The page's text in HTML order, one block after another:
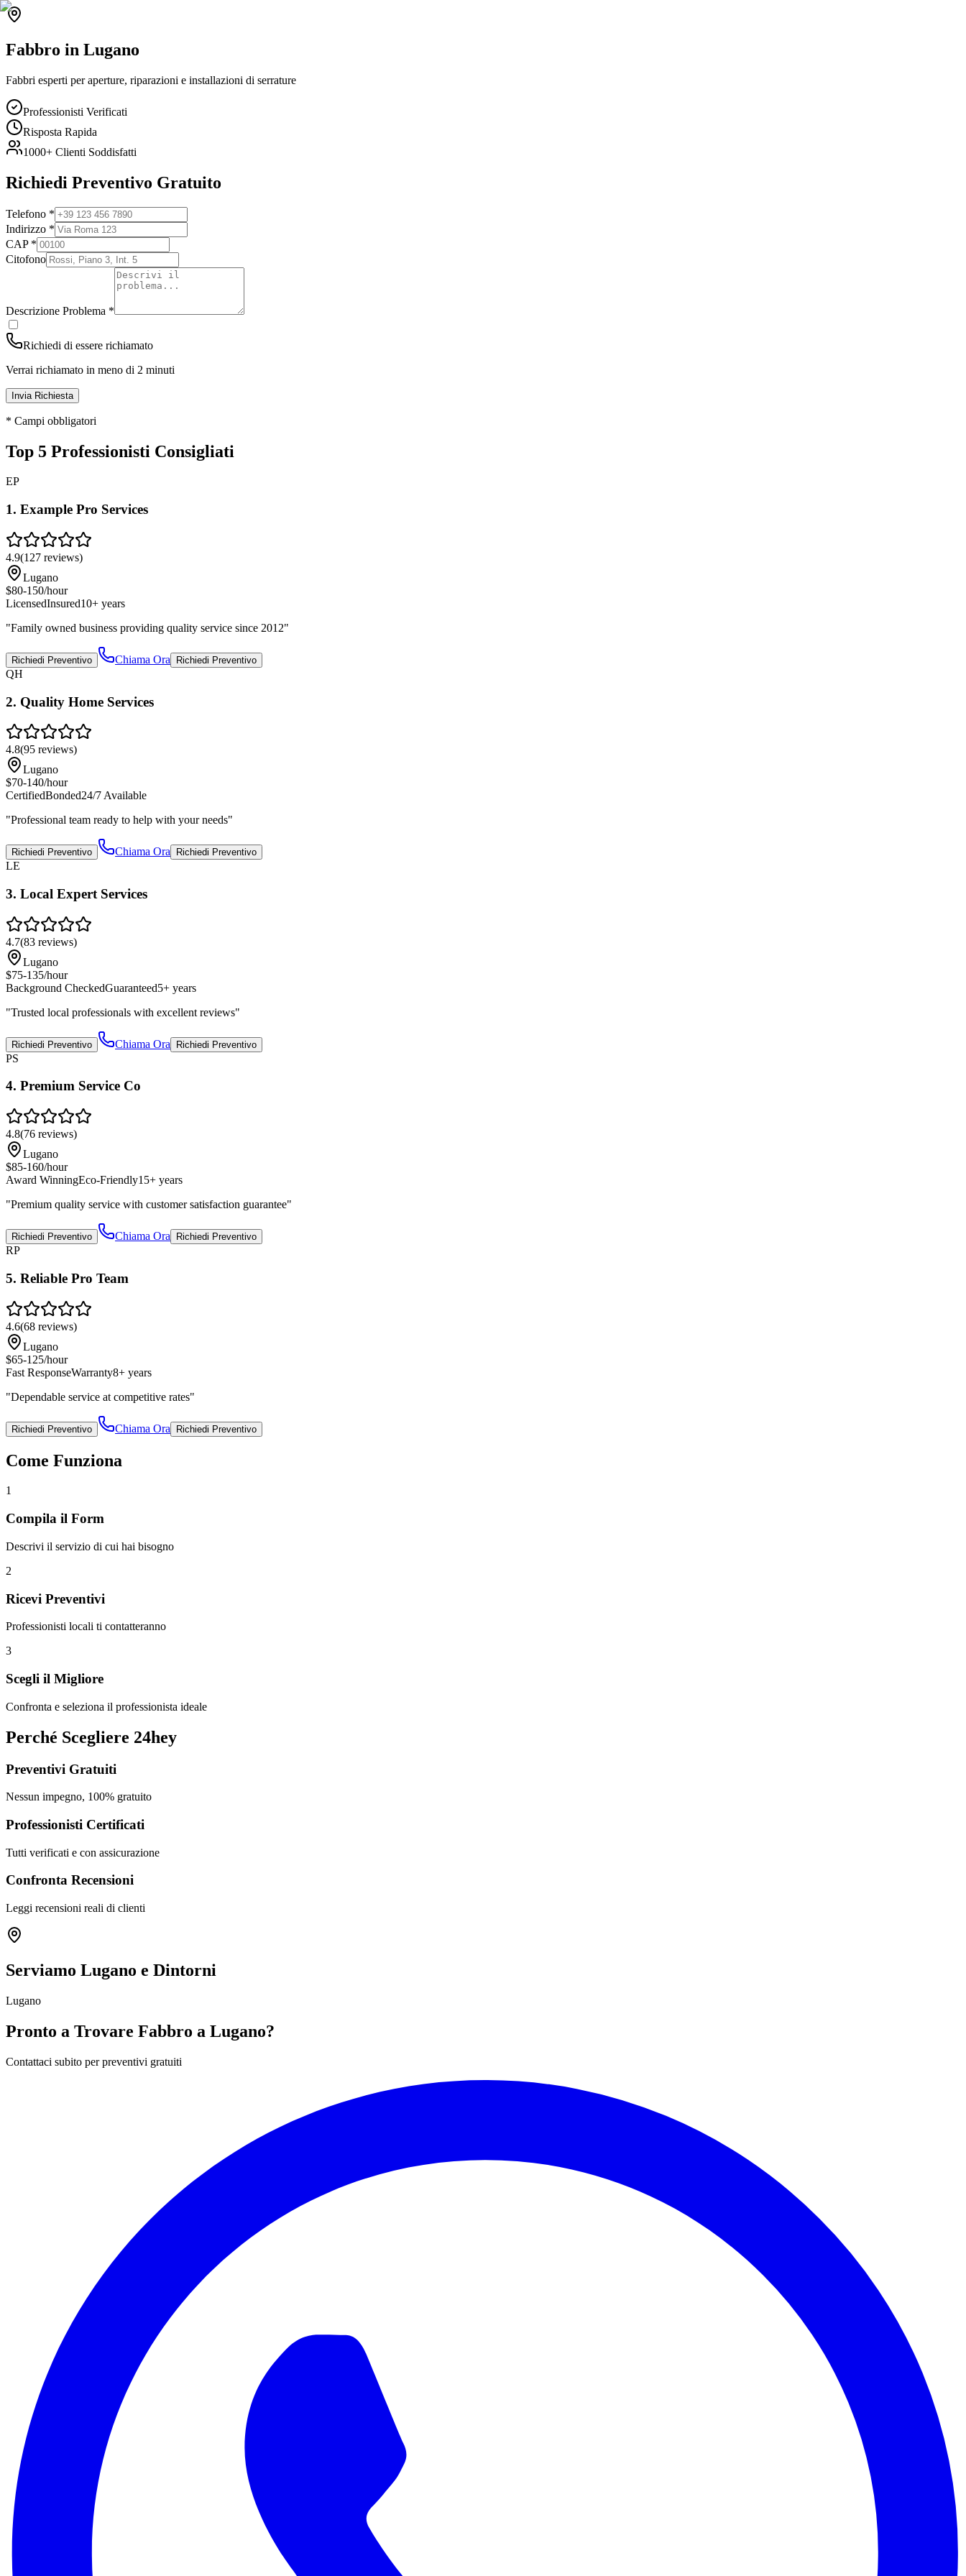
Fabbro in Lugano
Fabbri esperti per aperture, riparazioni e installazioni di serrature
Professionisti Verificati
Risposta Rapida
1000+ Clienti Soddisfatti
Richiedi Preventivo Gratuito
Telefono *
Indirizzo *
CAP *
Citofono
Descrizione Problema *
Richiedi di essere richiamato
Verrai richiamato in meno di 2 minuti
Invia Richiesta
* Campi obbligatori
Top 5 Professionisti Consigliati
EP
1. Example Pro Services
4.9(127 reviews)
Lugano
$80-150/hour
LicensedInsured10+ years
"Family owned business providing quality service since 2012"
Richiedi Preventivo Chiama Ora Richiedi Preventivo
QH
2. Quality Home Services
4.8(95 reviews)
Lugano
$70-140/hour
CertifiedBonded24/7 Available
"Professional team ready to help with your needs"
Richiedi Preventivo Chiama Ora Richiedi Preventivo
LE
3. Local Expert Services
4.7(83 reviews)
Lugano
$75-135/hour
Background CheckedGuaranteed5+ years
"Trusted local professionals with excellent reviews"
Richiedi Preventivo Chiama Ora Richiedi Preventivo
PS
4. Premium Service Co
4.8(76 reviews)
Lugano
$85-160/hour
Award WinningEco-Friendly15+ years
"Premium quality service with customer satisfaction guarantee"
Richiedi Preventivo Chiama Ora Richiedi Preventivo
RP
5. Reliable Pro Team
4.6(68 reviews)
Lugano
$65-125/hour
Fast ResponseWarranty8+ years
"Dependable service at competitive rates"
Richiedi Preventivo Chiama Ora Richiedi Preventivo
Come Funziona
1
Compila il Form
Descrivi il servizio di cui hai bisogno
2
Ricevi Preventivi
Professionisti locali ti contatteranno
3
Scegli il Migliore
Confronta e seleziona il professionista ideale
Perché Scegliere 24hey
Preventivi Gratuiti
Nessun impegno, 100% gratuito
Professionisti Certificati
Tutti verificati e con assicurazione
Confronta Recensioni
Leggi recensioni reali di clienti
Serviamo Lugano e Dintorni
Lugano
Pronto a Trovare Fabbro a Lugano?
Contattaci subito per preventivi gratuiti